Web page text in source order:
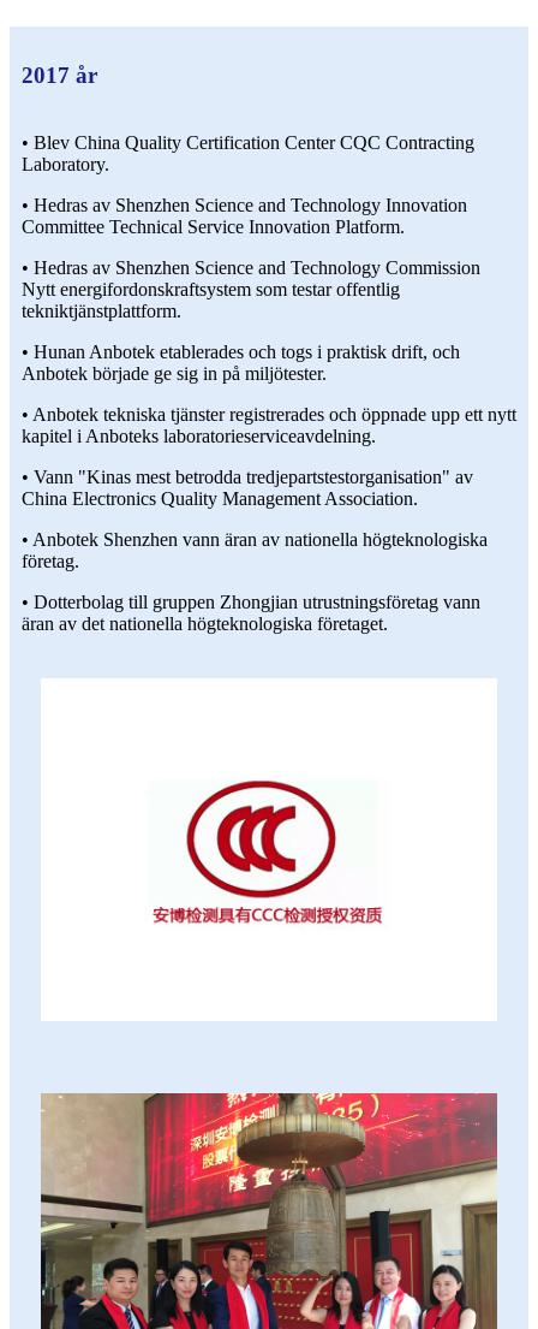
2017 år
• Blev China Quality Certification Center CQC Contracting
Laboratory.
• Hedras av Shenzhen Science and Technology Innovation
Committee Technical Service Innovation Platform.
• Hedras av Shenzhen Science and Technology Commission
Nytt energifordonskraftsystem som testar offentlig
tekniktjänstplattform.
• Hunan Anbotek etablerades och togs i praktisk drift, och
Anbotek började ge sig in på miljötester.
• Anbotek tekniska tjänster registrerades och öppnade upp ett nytt
kapitel i Anboteks laboratorieserviceavdelning.
• Vann "Kinas mest betrodda tredjepartstestorganisation" av
China Electronics Quality Management Association.
• Anbotek Shenzhen vann äran av nationella högteknologiska
företag.
• Dotterbolag till gruppen Zhongjian utrustningsföretag vann
äran av det nationella högteknologiska företaget.